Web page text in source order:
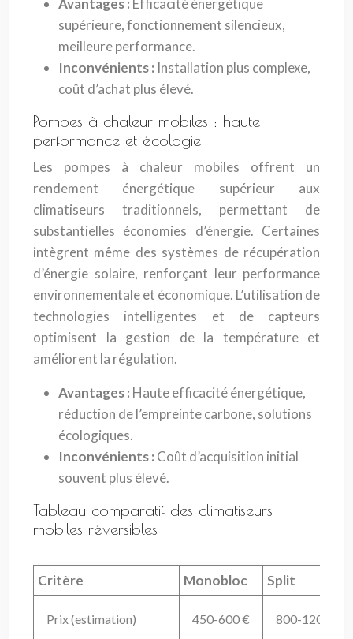
Avantages : Efficacité énergétique
supérieure, fonctionnement silencieux,
meilleure performance.
Inconvénients : Installation plus complexe,
coût d’achat plus élevé.
Pompes à chaleur mobiles : haute
performance et écologie
Les pompes à chaleur mobiles offrent un
rendement énergétique supérieur aux
climatiseurs traditionnels, permettant de
substantielles économies d’énergie. Certaines
intègrent même des systèmes de récupération
d’énergie solaire, renforçant leur performance
environnementale et économique. L’utilisation de
technologies intelligentes et de capteurs
optimisent la gestion de la température et
améliorent la régulation.
Avantages : Haute efficacité énergétique,
réduction de l’empreinte carbone, solutions
écologiques.
Inconvénients : Coût d’acquisition initial
souvent plus élevé.
Tableau comparatif des climatiseurs
mobiles réversibles
Critère Monobloc Split
Prix (estimation) 450-600 € 800-1200 €